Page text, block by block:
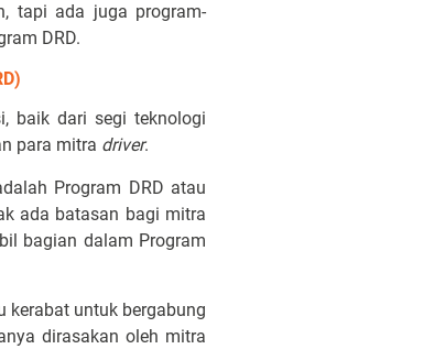
tapi ada juga program-
DRD.
baik dari segi teknologi
para mitra driver.
Program DRD atau
ada batasan bagi mitra
bagian dalam Program
untuk bergabung
dirasakan oleh mitra